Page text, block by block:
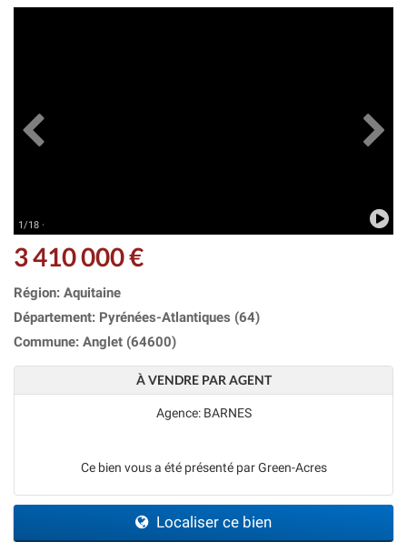
1/18 ·
3 410 000 €
Région: Aquitaine
Département: Pyrénées-Atlantiques (64)
Commune: Anglet (64600)
À VENDRE PAR AGENT
Agence: BARNES
Ce bien vous a été présenté par Green-Acres
Localiser ce bien